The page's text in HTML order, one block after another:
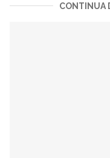
CONTINUA